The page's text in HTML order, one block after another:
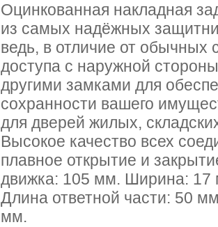
Оцинкованная накладная
из самых надёжных
ведь, в отличие от обычных
доступа с наружной
другими замками для
сохранности вашего
для дверей жилых,
Высокое качество всех
плавное открытие и
движка: 105 мм. Ширина: 17
Длина ответной части: 50
мм.